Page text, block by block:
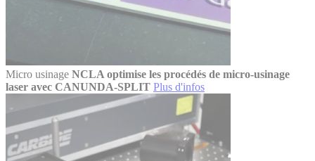
Micro usinage NCLA optimise les procédés de micro-usinage
laser avec CANUNDA-SPLIT Plus d'infos